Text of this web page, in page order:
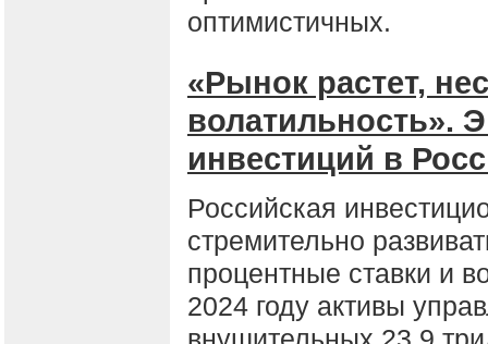
оптимистичных.
«Рынок растет,
волатильность».
инвестиций в
Российская
стремительно
процентные ставки и
2024 году активы